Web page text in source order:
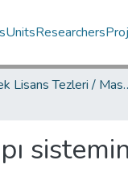
UnitsResearchers
Yüksek